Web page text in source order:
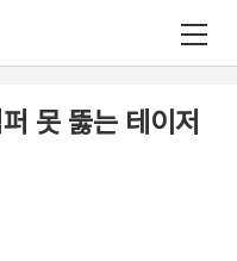
못 뚫는 테이저